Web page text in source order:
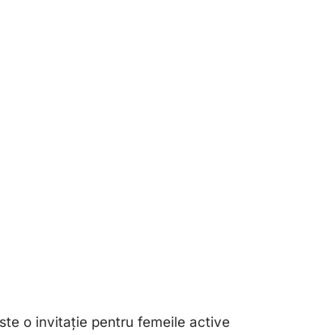
o invitație pentru femeile active